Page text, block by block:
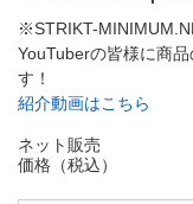
※STRIKT-
YouTuberの皆様に商
す！
紹介動画はこちら
ネット販売
価格（税込）